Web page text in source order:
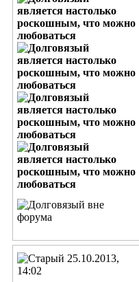
25.10.2013,
14:02